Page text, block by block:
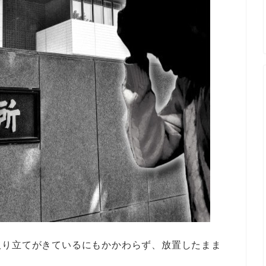
立てがきているにもかかわらず、放置したまま